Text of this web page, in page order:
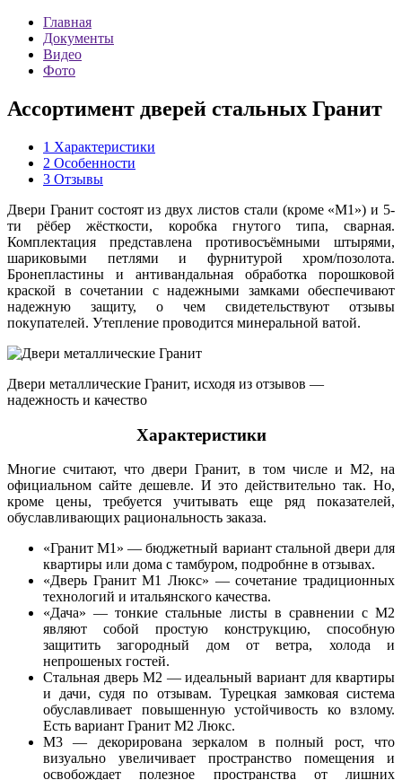
Главная
Документы
Видео
Фото
Ассортимент дверей стальных Гранит
1 Характеристики
2 Особенности
3 Отзывы
Двери Гранит состоят из двух листов стали (кроме «М1») и 5-
ти рёбер жёсткости, коробка гнутого типа, сварная.
Комплектация представлена противосъёмными штырями,
шариковыми петлями и фурнитурой хром/позолота.
Бронепластины и антивандальная обработка порошковой
краской в сочетании с надежными замками обеспечивают
надежную защиту, о чем свидетельствуют отзывы
покупателей. Утепление проводится минеральной ватой.
Двери металлические Гранит, исходя из отзывов —
надежность и качество
Характеристики
Многие считают, что двери Гранит, в том числе и М2, на
официальном сайте дешевле. И это действительно так. Но,
кроме цены, требуется учитывать еще ряд показателей,
обуславливающих рациональность заказа.
«Гранит М1» — бюджетный вариант стальной двери для
квартиры или дома с тамбуром, подробнне в отзывах.
«Дверь Гранит М1 Люкс» — сочетание традиционных
технологий и итальянского качества.
«Дача» — тонкие стальные листы в сравнении с М2
являют собой простую конструкцию, способную
защитить загородный дом от ветра, холода и
непрошеных гостей.
Стальная дверь М2 — идеальный вариант для квартиры
и дачи, судя по отзывам. Турецкая замковая система
обуславливает повышенную устойчивость ко взлому.
Есть вариант Гранит М2 Люкс.
М3 — декорирована зеркалом в полный рост, что
визуально увеличивает пространство помещения и
освобождает полезное пространства от лишних